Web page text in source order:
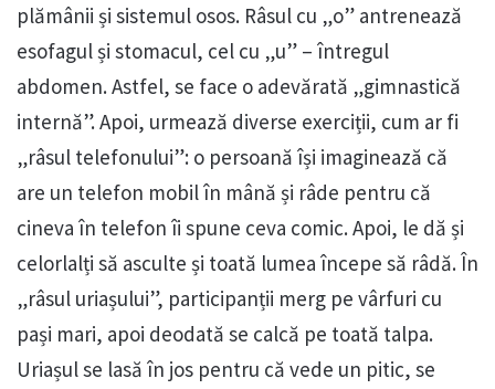
plămânii și sistemul osos. Râsul cu „o” antrenează
esofagul și stomacul, cel cu „u” – întregul
abdomen. Astfel, se face o adevărată „gimnastică
internă”. Apoi, urmează diverse exerciții, cum ar fi
„râsul telefonului”: o persoană își imaginează că
are un telefon mobil în mână și râde pentru că
cineva în telefon îi spune ceva comic. Apoi, le dă și
celorlalți să asculte și toată lumea începe să râdă. În
„râsul uriașului”, participanții merg pe vârfuri cu
pași mari, apoi deodată se calcă pe toată talpa.
Uriașul se lasă în jos pentru că vede un pitic, se